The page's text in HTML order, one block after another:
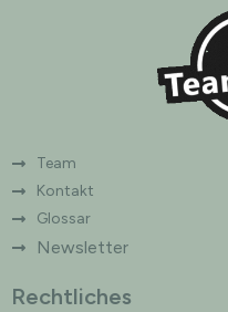
Team
Kontakt
Glossar
Newsletter
Rechtliches